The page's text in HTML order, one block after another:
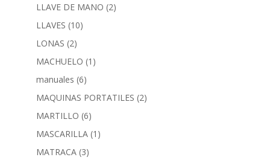
LLAVE DE MANO (2)
LLAVES (10)
LONAS (2)
MACHUELO (1)
manuales (6)
MAQUINAS PORTATILES (2)
MARTILLO (6)
MASCARILLA (1)
MATRACA (3)